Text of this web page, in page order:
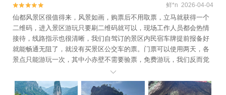
西岩景区+白云瀑+瓯江漂流乐园+举水月山
村+大济村+李坑景区+芙蓉峡景区+扁鹊庙
+古堰画乡展览馆+倪翁洞+中国竹炭博物馆
+封金山景区+乌溪江漂流+云和梯田景区+千
佛山景区+白云岩+云和木玩乐园+遂昌金矿
国家矿山公园+仙都竹筏漂流+云和湖仙宫景
区+河阳古民居+浙江民俗乐园+鞍山书院+丽

 鲜*n 2026-04-04
仙都风景区很值得来，风景如画，购票后不用取票，立马就获得一个
二维码，进入景区游玩只要刷二维码就可以，现场工作人员都会热情
接待，线路指示也很清晰，我们自驾订的景区内民宿车牌提前报备好
就能畅通无阻了，就没有买景区公交车的票。门票可以使用两天，各
景点只能游玩一次，其中小赤壁不需要验票，免费游玩，我们反而觉
得最具趣味性，反正悠闲的玩两天足够，也不会太累。
